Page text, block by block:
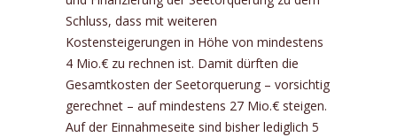
Schluss, dass mit weiteren
Kostensteigerungen in Höhe von mindestens
4 Mio.€ zu rechnen ist. Damit dürften die
Gesamtkosten der Seetorquerung – vorsichtig
gerechnet – auf mindestens 27 Mio.€ steigen.
Auf der Einnahmeseite sind bisher lediglich 5